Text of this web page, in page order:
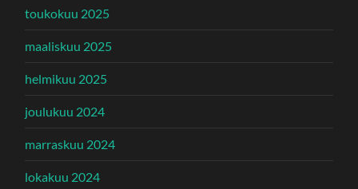
toukokuu 2025
maaliskuu 2025
helmikuu 2025
joulukuu 2024
marraskuu 2024
lokakuu 2024